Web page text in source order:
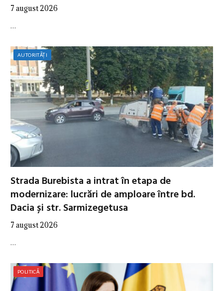
7 august 2026
…
AUTORITĂȚI
Strada Burebista a intrat în etapa de
modernizare: lucrări de amploare între bd.
Dacia și str. Sarmizegetusa
7 august 2026
…
POLITICĂ